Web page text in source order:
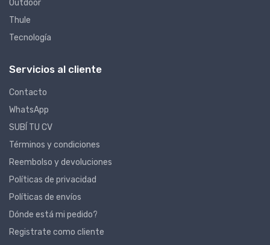
Outdoor
Thule
Tecnología
Servicios al cliente
Contacto
WhatsApp
SUBÍ TU CV
Términos y condiciones
Reembolso y devoluciones
Políticas de privacidad
Políticas de envíos
Dónde está mi pedido?
Registrate como cliente